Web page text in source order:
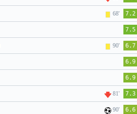
68' 7.2
7.5
90' 6.7
6.9
6.9
81' 7.3
90' 6.6